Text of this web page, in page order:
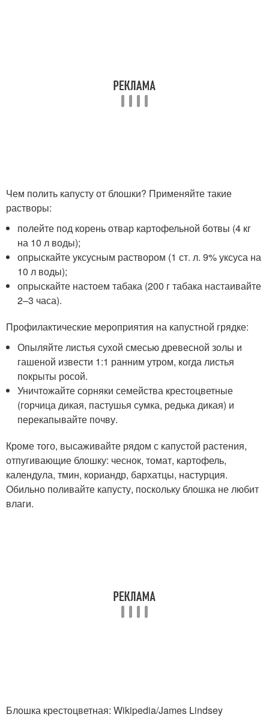
Чем полить капусту от блошки? Применяйте такие
растворы:
полейте под корень отвар картофельной ботвы (4 кг
на 10 л воды);
опрыскайте уксусным раствором (1 ст. л. 9% уксуса на
10 л воды);
опрыскайте настоем табака (200 г табака настаивайте
2–3 часа).
Профилактические мероприятия на капустной грядке:
Опыляйте листья сухой смесью древесной золы и
гашеной извести 1:1 ранним утром, когда листья
покрыты росой.
Уничтожайте сорняки семейства крестоцветные
(горчица дикая, пастушья сумка, редька дикая) и
перекапывайте почву.
Кроме того, высаживайте рядом с капустой растения,
отпугивающие блошку: чеснок, томат, картофель,
календула, тмин, кориандр, бархатцы, настурция.
Обильно поливайте капусту, поскольку блошка не любит
влаги.
Блошка крестоцветная: Wikipedia/James Lindsey